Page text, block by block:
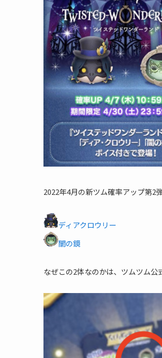
2022年4月の新ツム確率アップ第2
ディアクロウリー
闇の鏡
なぜこの2体なのかは、ツムツム公